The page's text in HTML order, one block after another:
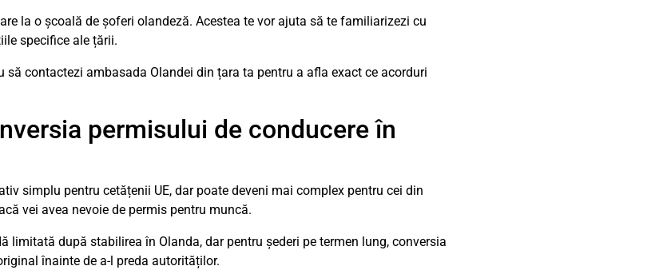
la o școală de șoferi olandeză. Acestea te vor ajuta să te familiarizezi cu
specifice ale țării.
contactezi ambasada Olandei din țara ta pentru a afla exact ce acorduri
permisului de conducere în
simplu pentru cetățenii UE, dar poate deveni mai complex pentru cei din
vei avea nevoie de permis pentru muncă.
după stabilirea în Olanda, dar pentru șederi pe termen lung, conversia
înainte de a-l preda autorităților.